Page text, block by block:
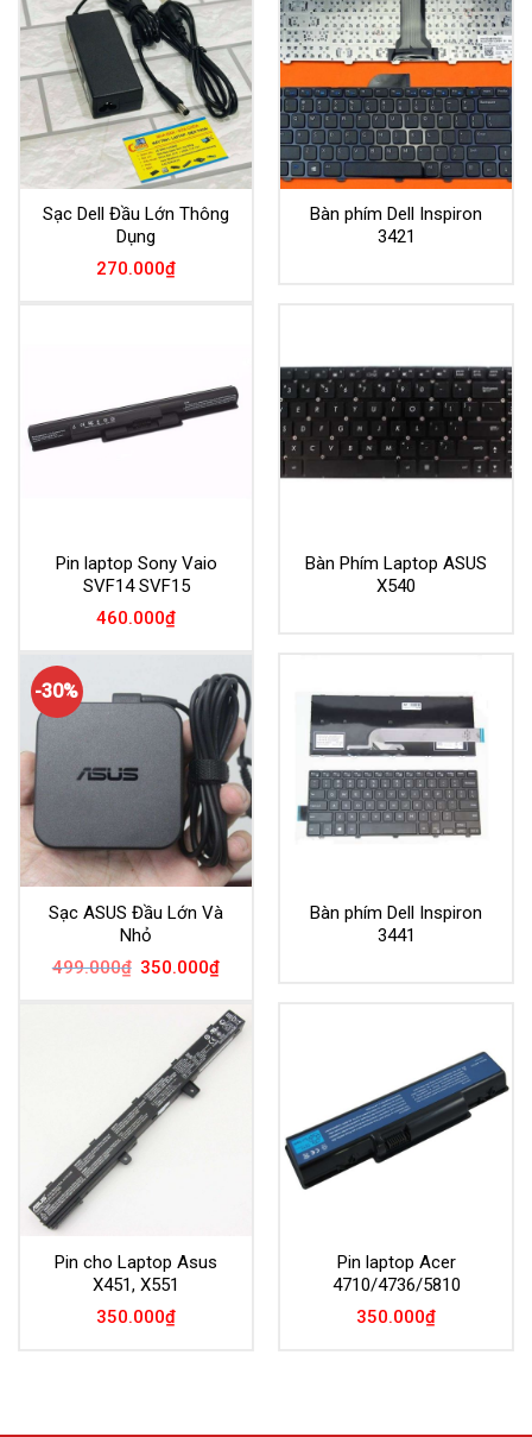
Sạc Dell Đầu Lớn Thông
Dụng
270.000₫
Bàn phím Dell Inspiron
3421
Pin laptop Sony Vaio
SVF14 SVF15
460.000₫
Bàn Phím Laptop ASUS
X540
-30%
Sạc ASUS Đầu Lớn Và
Nhỏ
499.000₫ Giá
350.000₫Giá
là:
350.000₫.
Bàn phím Dell Inspiron
3441
Pin cho Laptop Asus
X451, X551
350.000₫
Pin laptop Acer
4710/4736/5810
350.000₫